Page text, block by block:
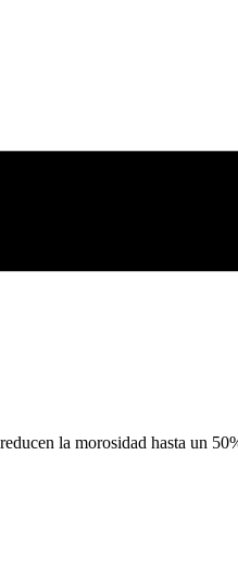
la morosidad hasta un